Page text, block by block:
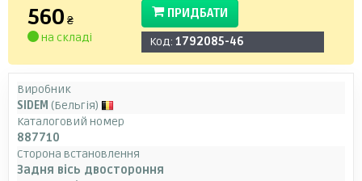
560 ₴
на складі
ПРИДБАТИ
Код: 1792085-46
Виробник
SIDEM (Бельгія)
Каталоговий номер
887710
Сторона встановлення
Задня вісь двостороння